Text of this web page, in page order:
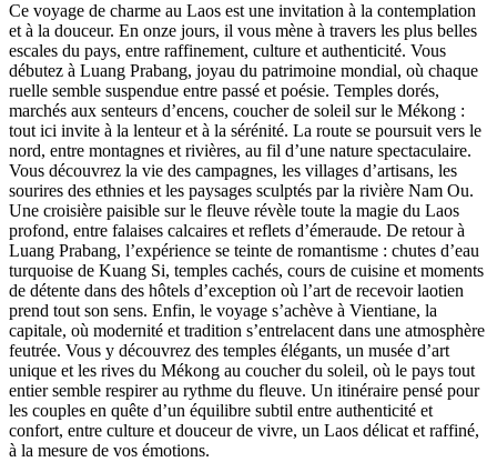
Ce voyage de charme au Laos est une invitation à la contemplation
et à la douceur. En onze jours, il vous mène à travers les plus belles
escales du pays, entre raffinement, culture et authenticité. Vous
débutez à Luang Prabang, joyau du patrimoine mondial, où chaque
ruelle semble suspendue entre passé et poésie. Temples dorés,
marchés aux senteurs d’encens, coucher de soleil sur le Mékong :
tout ici invite à la lenteur et à la sérénité. La route se poursuit vers le
nord, entre montagnes et rivières, au fil d’une nature spectaculaire.
Vous découvrez la vie des campagnes, les villages d’artisans, les
sourires des ethnies et les paysages sculptés par la rivière Nam Ou.
Une croisière paisible sur le fleuve révèle toute la magie du Laos
profond, entre falaises calcaires et reflets d’émeraude. De retour à
Luang Prabang, l’expérience se teinte de romantisme : chutes d’eau
turquoise de Kuang Si, temples cachés, cours de cuisine et moments
de détente dans des hôtels d’exception où l’art de recevoir laotien
prend tout son sens. Enfin, le voyage s’achève à Vientiane, la
capitale, où modernité et tradition s’entrelacent dans une atmosphère
feutrée. Vous y découvrez des temples élégants, un musée d’art
unique et les rives du Mékong au coucher du soleil, où le pays tout
entier semble respirer au rythme du fleuve. Un itinéraire pensé pour
les couples en quête d’un équilibre subtil entre authenticité et
confort, entre culture et douceur de vivre, un Laos délicat et raffiné,
à la mesure de vos émotions.